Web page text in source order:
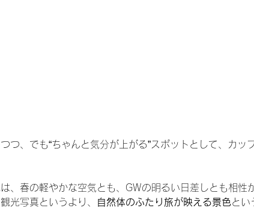
つ、でも“ちゃんと気分が上がる”スポットとして、カッ
、春の軽やかな空気とも、GWの明るい日差しとも相性
光写真というより、
自然体のふたり旅が映える景色とい